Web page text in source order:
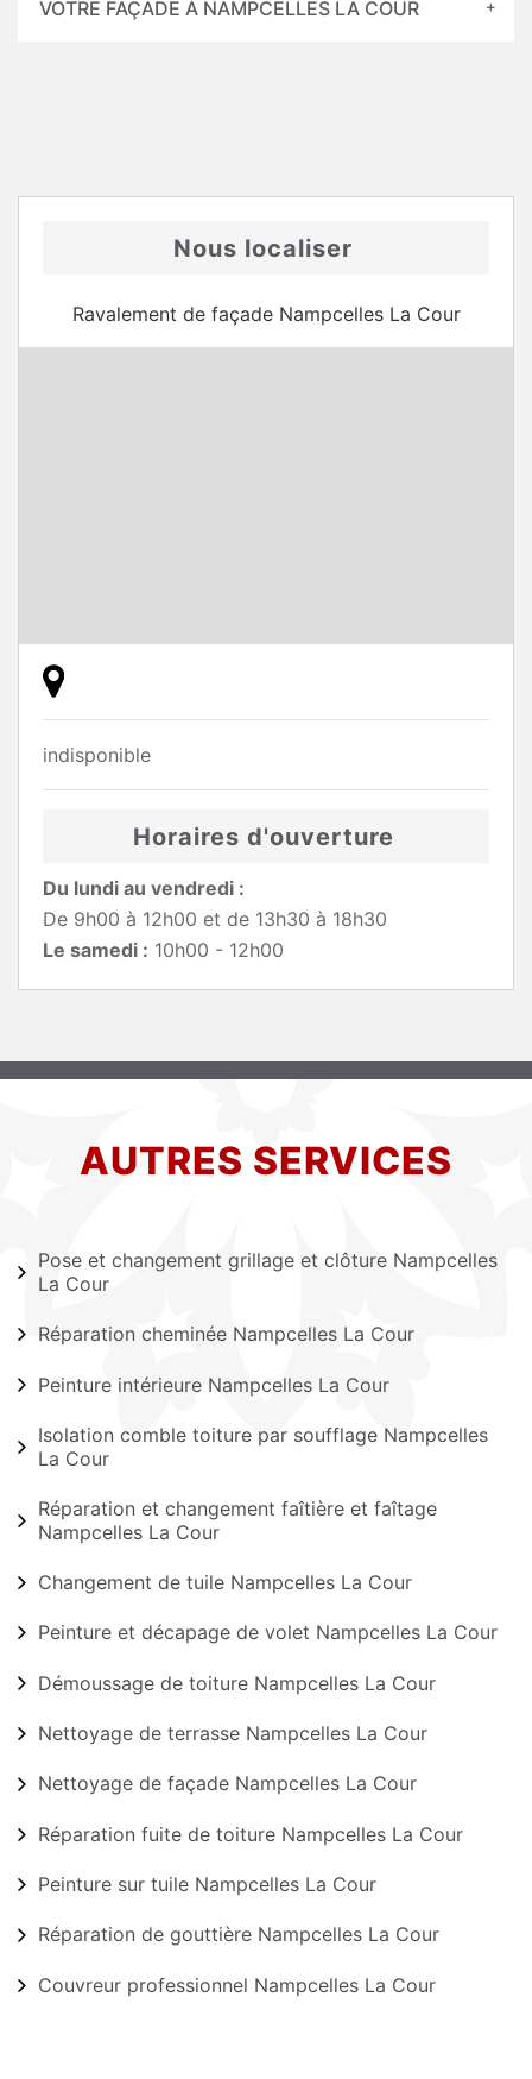
VOTRE FAÇADE À NAMPCELLES LA COUR
Nous localiser
Ravalement de façade Nampcelles La Cour
indisponible
Horaires d'ouverture
Du lundi au vendredi :
De 9h00 à 12h00 et de 13h30 à 18h30
Le samedi : 10h00 - 12h00
AUTRES SERVICES
Pose et changement grillage et clôture Nampcelles
La Cour
Réparation cheminée Nampcelles La Cour
Peinture intérieure Nampcelles La Cour
Isolation comble toiture par soufflage Nampcelles
La Cour
Réparation et changement faîtière et faîtage
Nampcelles La Cour
Changement de tuile Nampcelles La Cour
Peinture et décapage de volet Nampcelles La Cour
Démoussage de toiture Nampcelles La Cour
Nettoyage de terrasse Nampcelles La Cour
Nettoyage de façade Nampcelles La Cour
Réparation fuite de toiture Nampcelles La Cour
Peinture sur tuile Nampcelles La Cour
Réparation de gouttière Nampcelles La Cour
Couvreur professionnel Nampcelles La Cour